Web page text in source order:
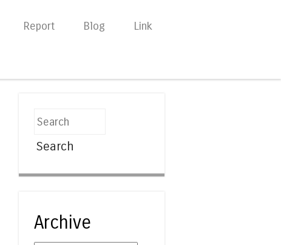
Report Blog Link
Search
Archive